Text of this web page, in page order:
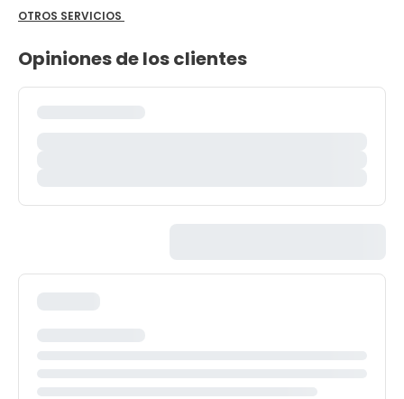
OTROS SERVICIOS
Opiniones de los clientes